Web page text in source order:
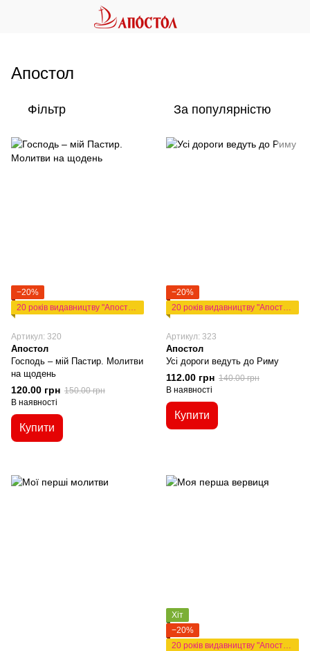
Апостол
Фільтр За популярністю
−20%
20 років видавництву "Апостол"
Артикул: 320
Апостол
Господь – мій Пастир. Молитви
на щодень
120.00 грн 150.00 грн
В наявності
Купити
−20%
20 років видавництву "Апостол"
Артикул: 323
Апостол
Усі дороги ведуть до Риму
112.00 грн 140.00 грн
В наявності
Купити
Хіт
−20%
20 років видавництву "Апостол"